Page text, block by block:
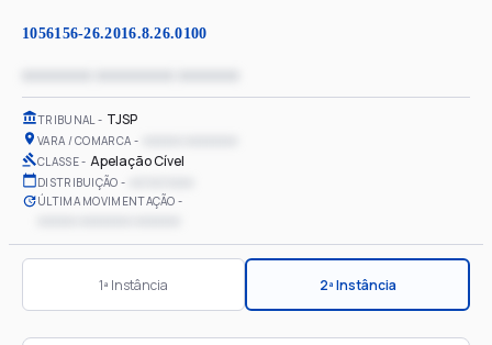
1056156-26.2016.8.26.0100
TRIBUNAL TJSP
VARA / COMARCA
CLASSE Apelação Cível
DISTRIBUIÇÃO
ÚLTIMA MOVIMENTAÇÃO
1ª Instância 2ª Instância